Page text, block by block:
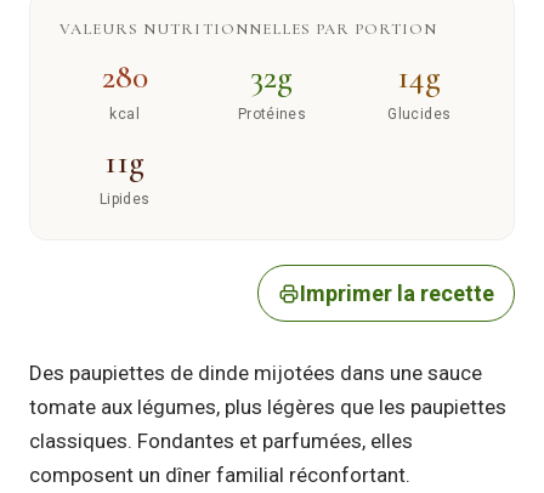
VALEURS NUTRITIONNELLES PAR PORTION
280
kcal
32g
Protéines
14g
Glucides
11g
Lipides
Imprimer la recette
Des paupiettes de dinde mijotées dans une sauce
tomate aux légumes, plus légères que les paupiettes
classiques. Fondantes et parfumées, elles
composent un dîner familial réconfortant.